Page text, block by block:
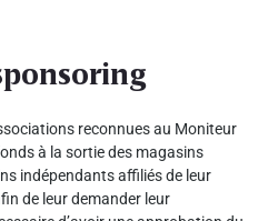
reconnues au Moniteur
à la sortie des magasins
indépendants affiliés de leur
de leur demander leur